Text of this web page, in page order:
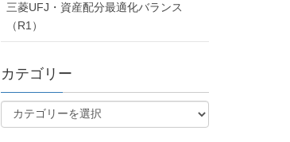
三菱UFJ・資産配分最適化バランス
（R1）
カテゴリー